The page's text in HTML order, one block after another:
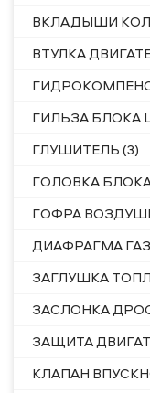
ВКЛАДЫШИ
ВТУЛКА
ГИЛЬЗА БЛОКА
ГЛУШИТЕЛЬ (3)
ГОЛОВКА
ГОФРА
ДИАФРАГМА
ЗАГЛУШКА
ЗАСЛОНКА
ЗАЩИТА
КЛАПАН